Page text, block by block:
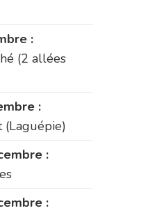
:
(2 allées
:
(Laguépie)
:
: